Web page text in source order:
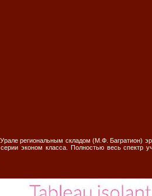
региональным складом (М.Ф. Багратион)
эконом класса. Полностью весь спектр